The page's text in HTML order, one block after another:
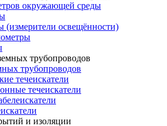
окружающей среды
(измерители освещённости)
трубопроводов
течеискатели
течеискатели